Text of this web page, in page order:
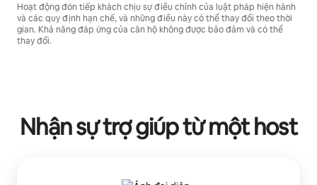
Hoạt động đón tiếp khách chịu sự điều chỉnh của luật pháp hiện hành
và các quy định hạn chế, và những điều này có thể thay đổi theo thời
gian. Khả năng đáp ứng của căn hộ không được bảo đảm và có thể
thay đổi.
Nhận sự trợ giúp từ một host